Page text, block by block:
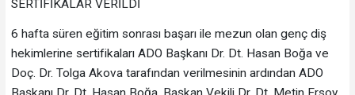
SERTİFİKALAR VERİLDİ
6 hafta süren eğitim sonrası başarı ile mezun olan genç diş
hekimlerine sertifikaları ADO Başkanı Dr. Dt. Hasan Boğa ve
Doç. Dr. Tolga Akova tarafından verilmesinin ardından ADO